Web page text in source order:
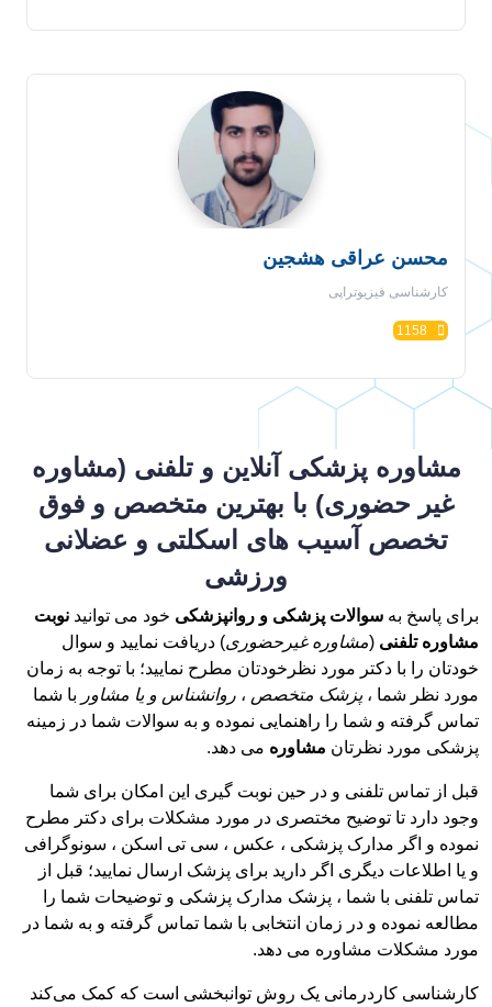
محسن عراقی هشجین
کارشناسی فیزیوتراپی
مشاوره پزشکی آنلاین و تلفنی (مشاوره
غیر حضوری) با بهترین متخصص و فوق
تخصص آسیب های اسکلتی و عضلانی
ورزشی
برای پاسخ به سوالات پزشکی و روانپزشکی خود می توانید نوبت
مشاوره تلفنی (مشاوره غیرحضوری) دریافت نمایید و سوال
خودتان را با دکتر مورد نظرخودتان مطرح نمایید؛ با توجه به زمان
مورد نظر شما ،پزشک متخصص ، روانشناس و یا مشاور با شما
تماس گرفته و شما را راهنمایی نموده و به سوالات شما در زمینه
پزشکی مورد نظرتان مشاوره می دهد.
قبل از تماس تلفنی و در حین نوبت گیری این امکان برای شما
وجود دارد تا توضیح مختصری در مورد مشکلات برای دکتر مطرح
نموده و اگر مدارک پزشکی ، عکس ، سی تی اسکن ، سونوگرافی
و یا اطلاعات دیگری اگر دارید برای پزشک ارسال نمایید؛ قبل از
تماس تلفنی با شما ، پزشک مدارک پزشکی و توضیحات شما را
مطالعه نموده و در زمان انتخابی با شما تماس گرفته و به شما در
مورد مشکلات مشاوره می دهد.
کارشناسی کاردرمانی یک روش توانبخشی است که کمک می‌کند